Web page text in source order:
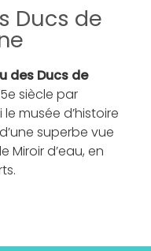
Ducs de
des Ducs de
siècle par
le musée d’histoire
superbe vue
Miroir d’eau, en